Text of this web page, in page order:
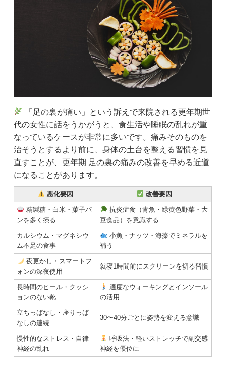
「足の裏が痛い」という訴えで来院される更年期世
代の女性に話をうかがうと、食生活や睡眠の乱れが重
なっているケースが非常に多いです。痛みそのものを
治そうとするより前に、身体の土台を整える習慣を見
直すことが、更年期 足の裏の痛みの改善を早める近道
になることがあります。
悪化要因 改善要因
精製糖・白米・菓子パ
ンを多く摂る
抗炎症食（青魚・緑黄色野菜・大
豆食品）を意識する
カルシウム・マグネシウ
ム不足の食事
小魚・ナッツ・海藻でミネラルを
補う
夜更かし・スマートフ
ォンの深夜使用
就寝1時間前にスクリーンを切る習慣
長時間のヒール・クッシ
ョンのない靴
適度なウォーキングとインソール
の活用
立ちっぱなし・座りっぱ
なしの連続
30〜40分ごとに姿勢を変える意識
慢性的なストレス・自律
神経の乱れ
呼吸法・軽いストレッチで副交感
神経を優位に